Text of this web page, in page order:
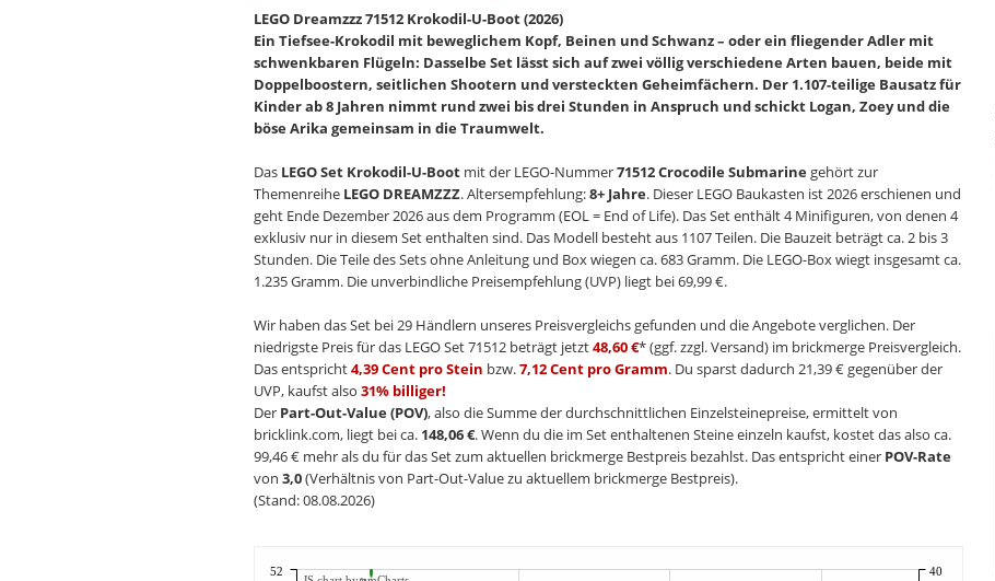
LEGO Dreamzzz 71512 Krokodil-U-Boot (2026)
Ein Tiefsee-Krokodil mit beweglichem Kopf, Beinen und Schwanz – oder ein fliegender Adler mit
schwenkbaren Flügeln: Dasselbe Set lässt sich auf zwei völlig verschiedene Arten bauen, beide mit
Doppelboostern, seitlichen Shootern und versteckten Geheimfächern. Der 1.107-teilige Bausatz für
Kinder ab 8 Jahren nimmt rund zwei bis drei Stunden in Anspruch und schickt Logan, Zoey und die
böse Arika gemeinsam in die Traumwelt.
Das LEGO Set Krokodil-U-Bootmit der LEGO-Nummer71512 Crocodile Submarinegehört zur
Themenreihe LEGO DREAMZZZ. Altersempfehlung:8+ Jahre. Dieser LEGO Baukasten ist 2026 erschienen und
geht Ende Dezember 2026 aus dem Programm (EOL = End of Life). Das Set enthält 4 Minifiguren, von denen 4
exklusiv nur in diesem Set enthalten sind. Das Modell besteht aus 1107 Teilen. Die Bauzeit beträgt ca. 2 bis 3
Stunden. Die Teile des Sets ohne Anleitung und Box wiegen ca. 683 Gramm. Die LEGO-Box wiegt insgesamt ca.
1.235 Gramm. Die unverbindliche Preisempfehlung (UVP) liegt bei 69,99 €.
Wir haben das Set bei 29 Händlern unseres Preisvergleichs gefunden und die Angebote verglichen. Der
niedrigste Preis für das LEGO Set 71512 beträgt jetzt48,60 €* (ggf. zzgl. Versand) im brickmerge Preisvergleich.
Das entspricht4,39 Cent pro Stein bzw.7,12 Cent pro Gramm. Du sparst dadurch 21,39 € gegenüber der
UVP, kaufst also 31% billiger!
Der Part-Out-Value (POV), also die Summe der durchschnittlichen Einzelsteinepreise, ermittelt von
bricklink.com, liegt bei ca. 148,06 €. Wenn du die im Set enthaltenen Steine einzeln kaufst, kostet das also ca.
99,46 € mehr als du für das Set zum aktuellen brickmerge Bestpreis bezahlst. Das entspricht einer POV-Rate
von 3,0(Verhältnis von Part-Out-Value zu aktuellem brickmerge Bestpreis).
(Stand: 08.08.2026)
52 40